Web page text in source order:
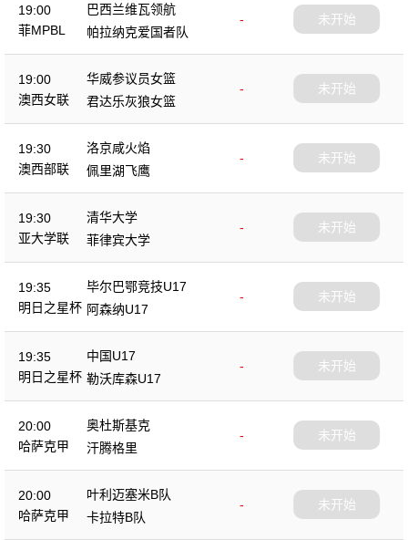
19:00
菲MPBL
巴西兰维瓦领航
-
帕拉纳克爱国者队
未开始
19:00
澳西女联
华威参议员女篮
-
君达乐灰狼女篮
未开始
19:30
澳西部联
洛京咸火焰
-
佩里湖飞鹰
未开始
19:30
亚大学联
清华大学
-
菲律宾大学
未开始
19:35
明日之星杯
毕尔巴鄂竞技U17
-
阿森纳U17
未开始
19:35
明日之星杯
中国U17
-
勒沃库森U17
未开始
20:00
哈萨克甲
奥杜斯基克
-
汗腾格里
未开始
20:00
哈萨克甲
叶利迈塞米B队
-
卡拉特B队
未开始